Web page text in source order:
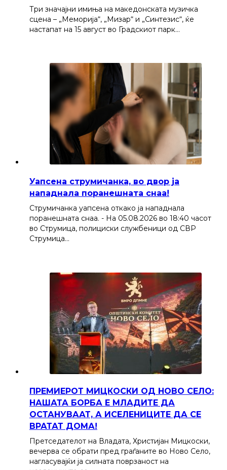
Три значајни имиња на македонската музичка
сцена – „Меморија“, „Мизар“ и „Синтезис“, ќе
настапат на 15 август во Градскиот парк…
Уапсена струмичанка, во двор ја
нападнала поранешната снаа!
Струмичанка уапсена откако ја нападнала
поранешната снаа. - На 05.08.2026 во 18:40 часот
во Струмица, полициски службеници од СВР
Струмица…
ПРЕМИЕРОТ МИЦКОСКИ ОД НОВО СЕЛО:
НАШАТА БОРБА Е МЛАДИТЕ ДА
ОСТАНУВААТ, А ИСЕЛЕНИЦИТЕ ДА СЕ
ВРАТАТ ДОМА!
Претседателот на Владата, Христијан Мицкоски,
вечерва се обрати пред граѓаните во Ново Село,
нагласувајќи ја силната поврзаност на